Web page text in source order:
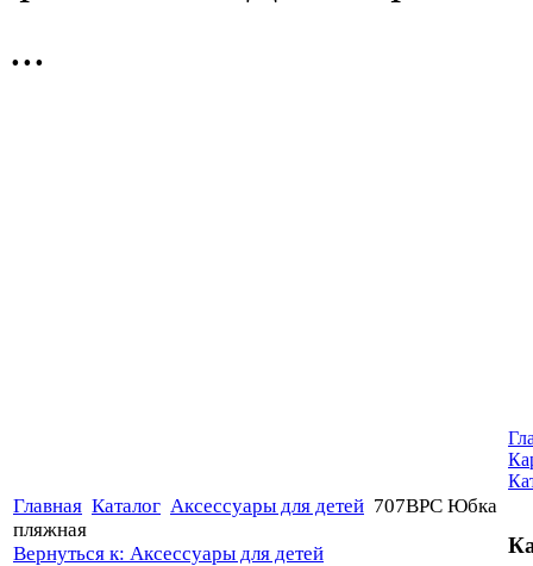
...
Главная Каталог Аксессуары для детей 707BPC Юбка
пляжная
Вернуться к: Аксессуары для детей